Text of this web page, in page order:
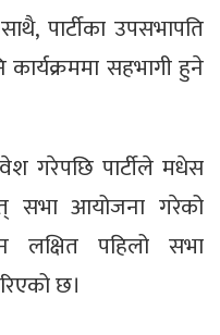
पार्टीका उपसभापति
कार्यक्रममा सहभागी हुने
गरेपछि पार्टीले मधेस
सभा आयोजना गरेको
लक्षित पहिलो सभा
छ।